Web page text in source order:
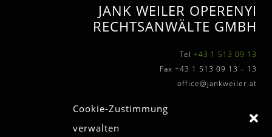
Cookie-Zustimmung
verwalten
JANK WEILER OPERENYI
RECHTSANWÄLTE GMBH
Tel +43 1 513 09 13
Fax +43 1 513 09 13 – 13
office@jankweiler.at